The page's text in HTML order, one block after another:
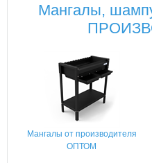
Мангалы,
Мангалы от производителя
ОПТОМ